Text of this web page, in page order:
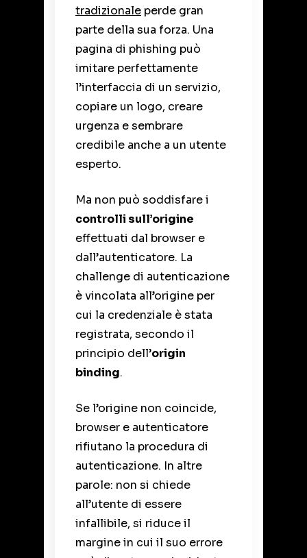
tradizionale perde gran
parte della sua forza. Una
pagina di phishing può
imitare perfettamente
l’interfaccia di un servizio,
copiare un logo, creare
urgenza e sembrare
credibile anche a un utente
esperto.
Ma non può soddisfare i
controlli sull’origine
effettuati dal browser e
dall’autenticatore. La
challenge di autenticazione
è vincolata all’origine per
cui la credenziale è stata
registrata, secondo il
principio dell’origin
binding.
Se l’origine non coincide,
browser e autenticatore
rifiutano la procedura di
autenticazione. In altre
parole: non si chiede
all’utente di essere
infallibile, si riduce il
margine in cui il suo errore